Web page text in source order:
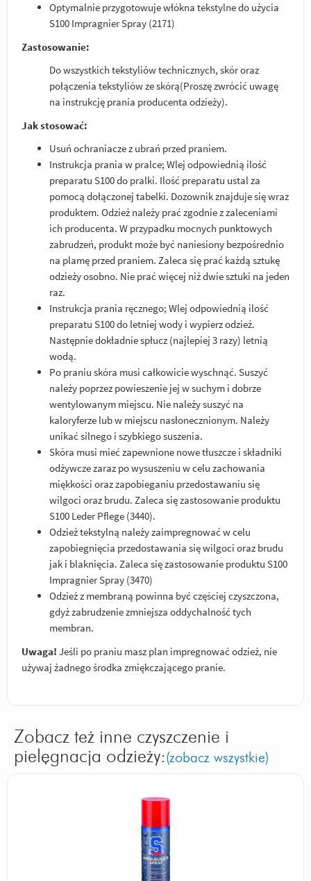
Optymalnie przygotowuje włókna tekstylne do użycia
S100 Impragnier Spray (2171)
Zastosowanie:
Do wszystkich tekstyliów technicznych, skór oraz
połączenia tekstyliów ze skórą(Proszę zwrócić uwagę
na instrukcję prania producenta odzieży).
Jak stosować:
Usuń ochraniacze z ubrań przed praniem.
Instrukcja prania w pralce; Wlej odpowiednią ilość
preparatu S100 do pralki. Ilość preparatu ustal za
pomocą dołączonej tabelki. Dozownik znajduje się wraz
produktem. Odzież należy prać zgodnie z zaleceniami
ich producenta. W przypadku mocnych punktowych
zabrudzeń, produkt może być naniesiony bezpośrednio
na plamę przed praniem. Zaleca się prać każdą sztukę
odzieży osobno. Nie prać więcej niż dwie sztuki na jeden
raz.
Instrukcja prania ręcznego; Wlej odpowiednią ilość
preparatu S100 do letniej wody i wypierz odzież.
Następnie dokładnie spłucz (najlepiej 3 razy) letnią
wodą.
Po praniu skóra musi całkowicie wyschnąć. Suszyć
należy poprzez powieszenie jej w suchym i dobrze
wentylowanym miejscu. Nie należy suszyć na
kaloryferze lub w miejscu nasłonecznionym. Należy
unikać silnego i szybkiego suszenia.
Skóra musi mieć zapewnione nowe tłuszcze i składniki
odżywcze zaraz po wysuszeniu w celu zachowania
miękkości oraz zapobieganiu przedostawaniu się
wilgoci oraz brudu. Zaleca się zastosowanie produktu
S100 Leder Pflege (3440).
Odzież tekstylną należy zaimpregnować w celu
zapobiegnięcia przedostawania się wilgoci oraz brudu
jak i blaknięcia. Zaleca się zastosowanie produktu S100
Impragnier Spray (3470)
Odzież z membraną powinna być częściej czyszczona,
gdyż zabrudzenie zmniejsza oddychalność tych
membran.
Uwaga! Jeśli po praniu masz plan impregnować odzież, nie
używaj żadnego środka zmiękczającego pranie.
Zobacz też inne czyszczenie i
pielęgnacja odzieży:(zobacz wszystkie)